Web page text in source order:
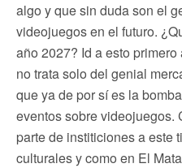
algo y que sin duda son el
videojuegos en el futuro.
año 2027? Id a esto
no trata solo del genial
que ya de por sí es la
eventos sobre videojuegos.
parte de institiciones a este
culturales y como en El